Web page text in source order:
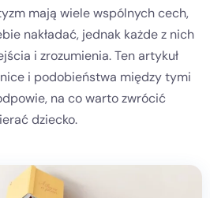
do portalu
mają wiele wspólnych cech,
nakładać, jednak każde z nich
i zrozumienia. Ten artykuł
i podobieństwa między tymi
na co warto zwrócić
dziecko.